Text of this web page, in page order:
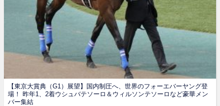
【東京大賞典（G1）展望】国内制圧へ、世界のフォーエバーヤング登
場！ 昨年1、2着ウシュバテソーロ＆ウィルソンテソーロなど豪華メン
バー集結